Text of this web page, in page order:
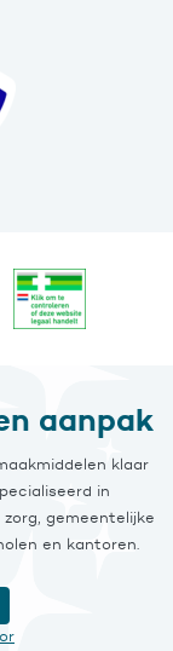
aanpak
klaar
in
gemeentelijke
en kantoren.